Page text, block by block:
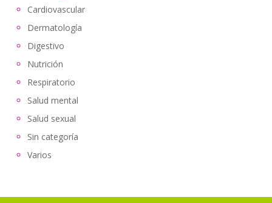
Cardiovascular
Dermatología
Digestivo
Nutrición
Respiratorio
Salud mental
Salud sexual
Sin categoría
Varios